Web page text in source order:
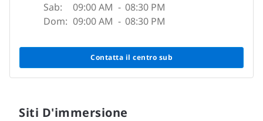
Sab:
09:00 AM - 08:30 PM
Dom: 09:00 AM - 08:30 PM
Contatta il centro sub
Siti D'immersione